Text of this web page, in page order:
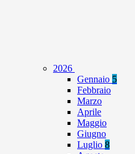
2026
Gennaio 5
Febbraio
Marzo
Aprile
Maggio
Giugno
Luglio 8